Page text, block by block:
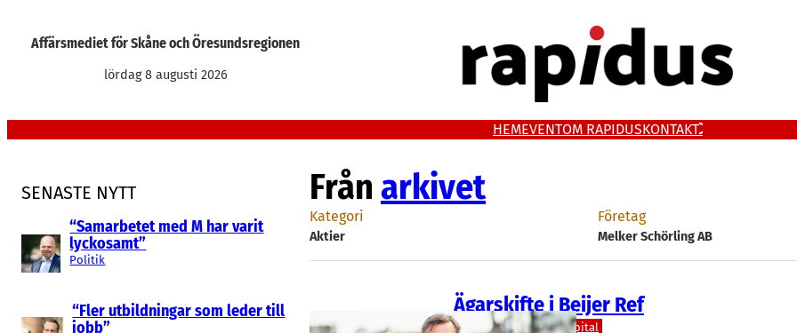
Affärsmediet för Skåne och Öresundsregionen
lördag 8 augusti 2026
HEMEVENTOM RAPIDUSKONTAKT
SENASTE NYTT
“Samarbetet med M har varit
lyckosamt”
Politik
“Fler utbildningar som leder till
jobb”
Från arkivet
Kategori
Aktier
Företag
Melker Schörling AB
Ägarskifte i Beijer Ref
Aktier Finans/Riskkapital